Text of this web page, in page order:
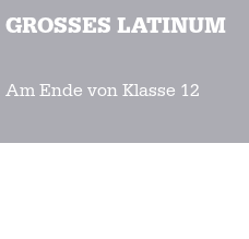
GROSSES LATINUM
Am Ende von Klasse 12